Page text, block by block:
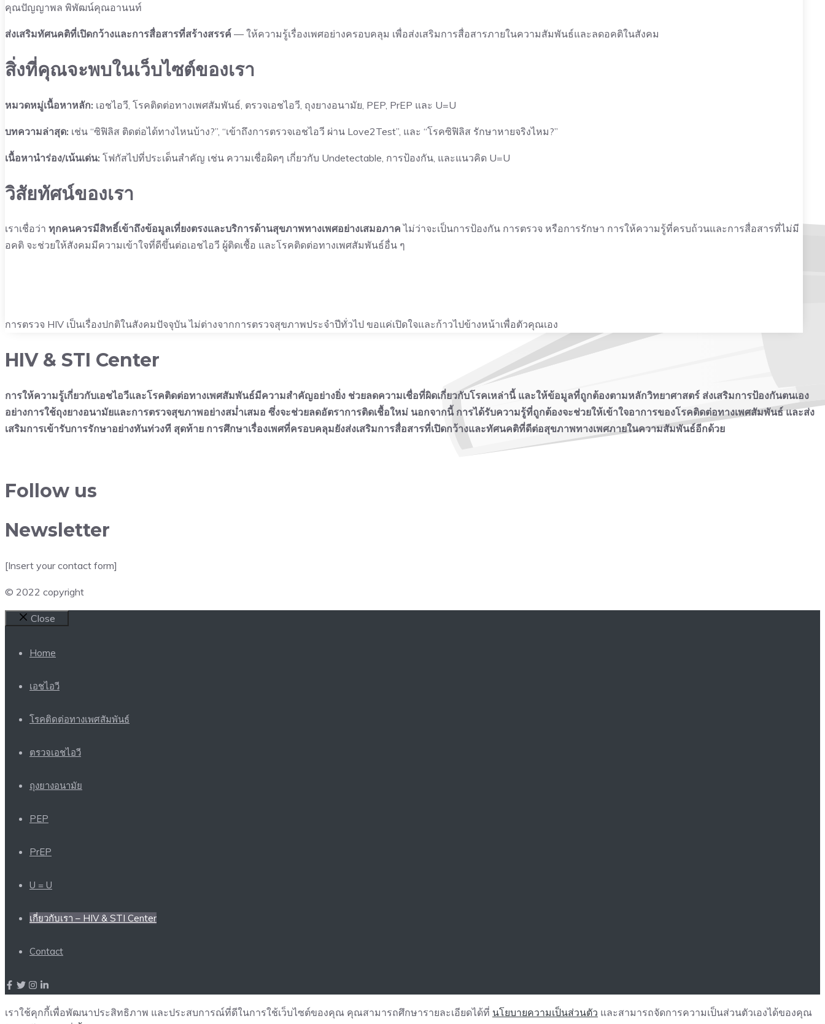
คุณปัญญาพล พิพัฒน์คุณอานนท์
ส่งเสริมทัศนคติที่เปิดกว้างและการสื่อสารที่สร้างสรรค์ — ให้ความรู้เรื่องเพศอย่างครอบคลุม เพื่อส่งเสริมการสื่อสารภายในความสัมพันธ์และลดอคติในสังคม
สิ่งที่คุณจะพบในเว็บไซต์ของเรา
หมวดหมู่เนื้อหาหลัก: เอชไอวี, โรคติดต่อทางเพศสัมพันธ์, ตรวจเอชไอวี, ถุงยางอนามัย, PEP, PrEP และ U=U
บทความล่าสุด: เช่น “ซิฟิลิส ติดต่อได้ทางไหนบ้าง?”, “เข้าถึงการตรวจเอชไอวี ผ่าน Love2Test”, และ “โรคซิฟิลิส รักษาหายจริงไหม?”
เนื้อหานำร่อง/เน้นเด่น: โฟกัสไปที่ประเด็นสำคัญ เช่น ความเชื่อผิดๆ เกี่ยวกับ Undetectable, การป้องกัน, และแนวคิด U=U
วิสัยทัศน์ของเรา
เราเชื่อว่า ทุกคนควรมีสิทธิ์เข้าถึงข้อมูลเที่ยงตรงและบริการด้านสุขภาพทางเพศอย่างเสมอภาค ไม่ว่าจะเป็นการป้องกัน การตรวจ หรือการรักษา การให้ความรู้ที่ครบถ้วนและการสื่อสารที่ไม่มี
อคติ จะช่วยให้สังคมมีความเข้าใจที่ดีขึ้นต่อเอชไอวี ผู้ติดเชื้อ และโรคติดต่อทางเพศสัมพันธ์อื่น ๆ
การตรวจ HIV เป็นเรื่องปกติในสังคมปัจจุบัน ไม่ต่างจากการตรวจสุขภาพประจำปีทั่วไป ขอแค่เปิดใจและก้าวไปข้างหน้าเพื่อตัวคุณเอง
HIV & STI Center
การให้ความรู้เกี่ยวกับเอชไอวีและโรคติดต่อทางเพศสัมพันธ์มีความสำคัญอย่างยิ่ง ช่วยลดความเชื่อที่ผิดเกี่ยวกับโรคเหล่านี้ และให้ข้อมูลที่ถูกต้องตามหลักวิทยาศาสตร์ ส่งเสริมการป้องกันตนเอง
อย่างการใช้ถุงยางอนามัยและการตรวจสุขภาพอย่างสม่ำเสมอ ซึ่งจะช่วยลดอัตราการติดเชื้อใหม่ นอกจากนี้ การได้รับความรู้ที่ถูกต้องจะช่วยให้เข้าใจอาการของโรคติดต่อทางเพศสัมพันธ์ และส่ง
เสริมการเข้ารับการรักษาอย่างทันท่วงที สุดท้าย การศึกษาเรื่องเพศที่ครอบคลุมยังส่งเสริมการสื่อสารที่เปิดกว้างและทัศนคติที่ดีต่อสุขภาพทางเพศภายในความสัมพันธ์อีกด้วย
Follow us
Newsletter
[Insert your contact form]
© 2022 copyright
Close
Home
เอชไอวี
โรคติดต่อทางเพศสัมพันธ์
ตรวจเอชไอวี
ถุงยางอนามัย
PEP
PrEP
U = U
เกี่ยวกับเรา – HIV & STI Center
Contact
เราใช้คุกกี้เพื่อพัฒนาประสิทธิภาพ และประสบการณ์ที่ดีในการใช้เว็บไซต์ของคุณ คุณสามารถศึกษารายละเอียดได้ที่ นโยบายความเป็นส่วนตัว และสามารถจัดการความเป็นส่วนตัวเองได้ของคุณ